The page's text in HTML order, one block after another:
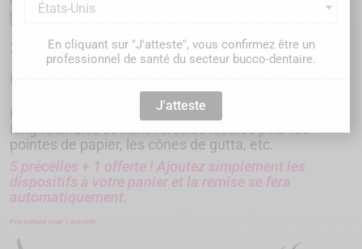
30,00 € TTC
Référence :
Précelles inversées spéciales Endo dotées de gorges
longitudinales et transversales idéales pour les
pointes de papier, les cônes de gutta, etc.
5 précelles + 1 offerte ! Ajoutez simplement les
dispositifs à votre panier et la remise se fera
automatiquement.
Prix indiqué pour 1 précelle
États-Unis
En cliquant sur "J'atteste", vous confirmez être un
professionnel de santé du secteur bucco-dentaire.
J'atteste